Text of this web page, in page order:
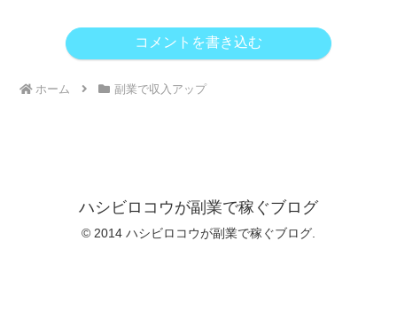
コメントを書き込む
ホーム 副業で収入アップ
ハシビロコウが副業で稼ぐブログ
© 2014 ハシビロコウが副業で稼ぐブログ.